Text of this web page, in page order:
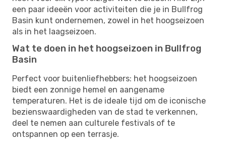
een paar ideeën voor activiteiten die je in Bullfrog
Basin kunt ondernemen, zowel in het hoogseizoen
als in het laagseizoen.
Wat te doen in het hoogseizoen in Bullfrog
Basin
Perfect voor buitenliefhebbers: het hoogseizoen
biedt een zonnige hemel en aangename
temperaturen. Het is de ideale tijd om de iconische
bezienswaardigheden van de stad te verkennen,
deel te nemen aan culturele festivals of te
ontspannen op een terrasje.